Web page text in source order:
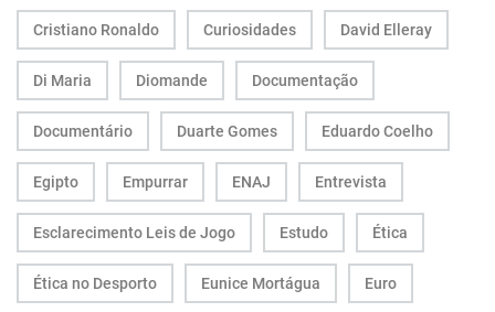
Cristiano Ronaldo Curiosidades David Elleray
Di Maria Diomande Documentação
Documentário Duarte Gomes Eduardo Coelho
Egipto Empurrar ENAJ Entrevista
Esclarecimento Leis de Jogo Estudo Ética
Ética no Desporto Eunice Mortágua Euro